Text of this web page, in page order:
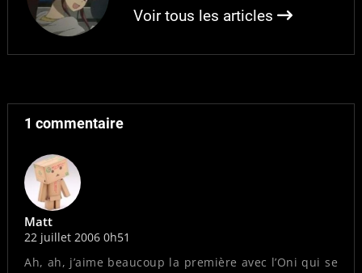
Voir tous les articles
1 commentaire
Matt
22 juillet 2006 0h51
Ah, ah, j’aime beaucoup la première avec l’Oni qui se